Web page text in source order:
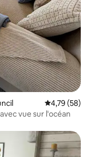
Évaluation
4,79 (58)
vue sur l'océan